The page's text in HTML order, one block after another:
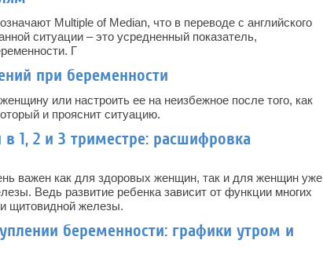
Multiple of Median, что в переводе с английского
ситуации – это усредненный показатель,
Г
при беременности
или настроить ее на неизбежное после того, как
и прояснит ситуацию.
1, 2 и 3 триместре: расшифровка
важен как для здоровых женщин, так и для женщин уже
Ведь развитие ребенка зависит от функции многих
щитовидной железы.
беременности: графики утром и